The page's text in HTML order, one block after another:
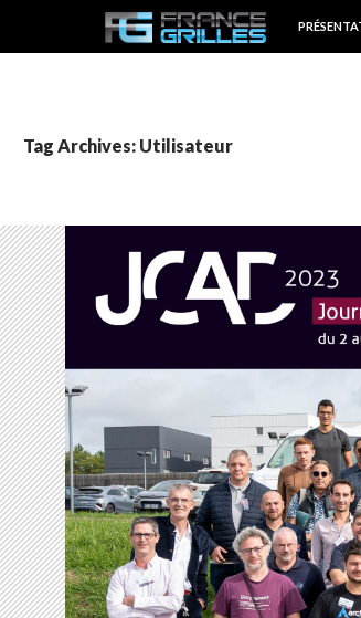
Tag Archives: Utilisateur